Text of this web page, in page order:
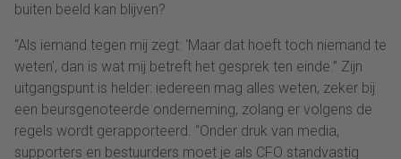
buiten beeld kan blijven?
“Als iemand tegen mij zegt: ‘Maar dat hoeft toch niemand te
weten’, dan is wat mij betreft het gesprek ten einde.” Zijn
uitgangspunt is helder: iedereen mag alles weten, zeker bij
een beursgenoteerde onderneming, zolang er volgens de
regels wordt gerapporteerd. “Onder druk van media,
supporters en bestuurders moet je als CFO standvastig